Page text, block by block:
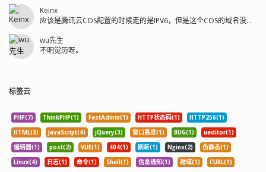
Keinx
应该是腾讯云COS配置的时候走的是IPV6，但是这个COS的域名没有解析I...
wu先生
不明觉历呀。
标签云
PHP(7) ThinkPHP(1) FastAdmin(1) HTTP状态码(1)
HTTP256(1)
HTML(3)
JavaScript(4) jQuery(3) 窗口高度(1) BUG(1)
ueditor(1)
编辑器(1)
post(2) VUE(1) 404(1) 刷新(1) Nginx(2)
伪静态(1)
Linux(4)
日志(1) 命令(1) Shell(1) 信息通知(1) 跨域(1)
CURL(1)